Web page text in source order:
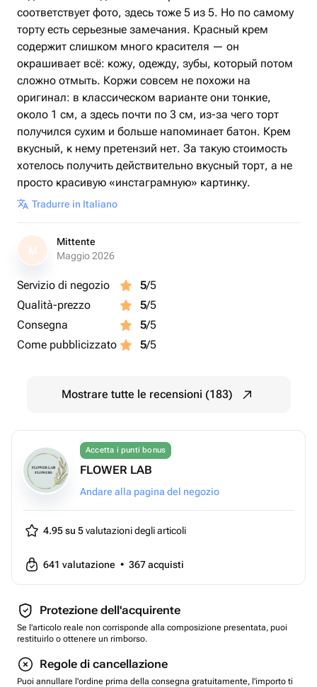
соответствует фото, здесь тоже 5 из 5. Но по самому
торту есть серьезные замечания. Красный крем
содержит слишком много красителя — он
окрашивает всё: кожу, одежду, зубы, который потом
сложно отмыть. Коржи совсем не похожи на
оригинал: в классическом варианте они тонкие,
около 1 см, а здесь почти по 3 см, из-за чего торт
получился сухим и больше напоминает батон. Крем
вкусный, к нему претензий нет. За такую стоимость
хотелось получить действительно вкусный торт, а не
просто красивую «инстаграмную» картинку.
Tradurre in Italiano
M
Mittente
Maggio 2026
Servizio di negozio 5/5
Qualità-prezzo
5/5
Consegna
5/5
Come pubblicizzato
5/5
Mostrare tutte le recensioni (183)
Accetta i punti bonus
FLOWER LAB
Andare alla pagina del negozio
4.95 su 5valutazioni degli articoli
641 valutazione • 367acquisti
Protezione dell'acquirente
Se l'articolo reale non corrisponde alla composizione presentata, puoi
restituirlo o ottenere un rimborso.
Regole di cancellazione
Puoi annullare l'ordine prima della consegna gratuitamente, l'importo ti